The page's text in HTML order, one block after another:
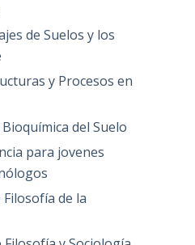
de Suelos y los
y Procesos en
del Suelo
para jovenes
de la